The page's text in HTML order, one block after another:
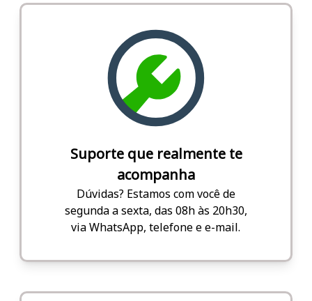
Suporte que realmente te
acompanha
Dúvidas? Estamos com você de
segunda a sexta, das 08h às 20h30,
via WhatsApp, telefone e e-mail.